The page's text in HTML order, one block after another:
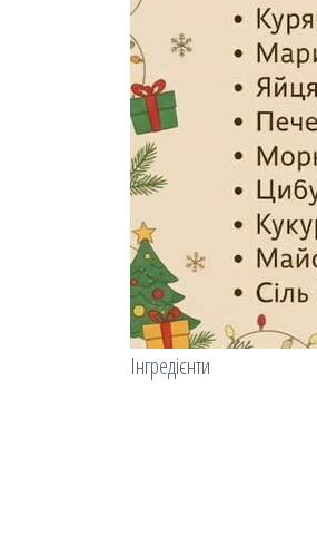
Інгредієнти